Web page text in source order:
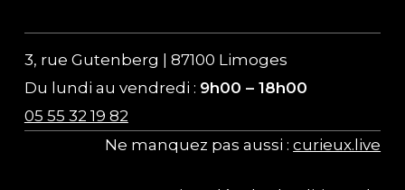
3, rue Gutenberg | 87100 Limoges
Du lundi au vendredi : 9h00 – 18h00
05 55 32 19 82
Ne manquez pas aussi :curieux.live